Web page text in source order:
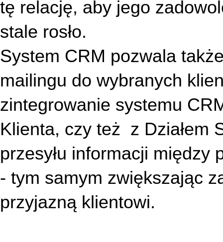
tę relację, aby jego
stale rosło.
System CRM pozwala
mailingu do wybranych
zintegrowanie systemu
Klienta, czy też  z Działem
przesyłu informacji między
- tym samym zwiększając
przyjazną klientowi.